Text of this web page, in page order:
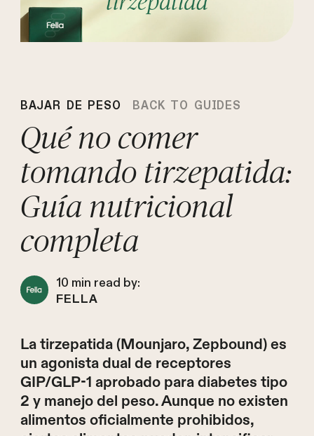
BAJAR DE PESO BACK TO GUIDES
Qué no comer
tomando tirzepatida:
Guía nutricional
completa
10 min read by:
FELLA
La tirzepatida (Mounjaro, Zepbound) es
un agonista dual de receptores
GIP/GLP-1 aprobado para diabetes tipo
2 y manejo del peso. Aunque no existen
alimentos oficialmente prohibidos,